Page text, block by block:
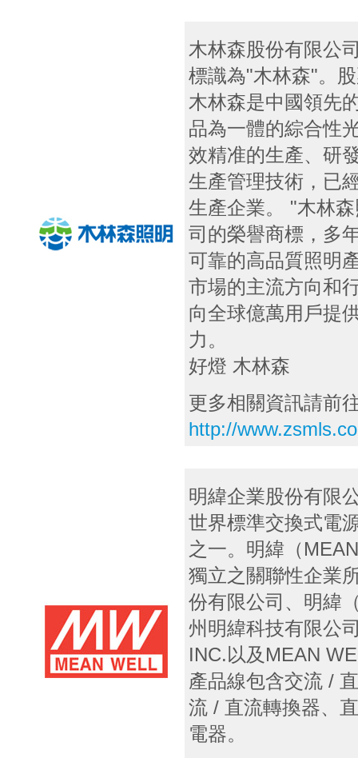
木林森股份有限公
標識為"木林森"。
木林森是中國領先
品為一體的綜合性
效精准的生產、研
生產管理技術，已
生產企業。 "木林
司的榮譽商標，多
可靠的高品質照明
市場的主流方向和
向全球億萬用戶提
力。
好燈 木林森
更多相關資訊請前
http://
明緯企業股份有限
世界標準交換式電
之一。明緯（
獨立之關聯性企業
份有限公司、明緯
州明緯科技有限公
INC.以及MEAN
產品線包含交流 /
流 / 直流轉換器、
電器。